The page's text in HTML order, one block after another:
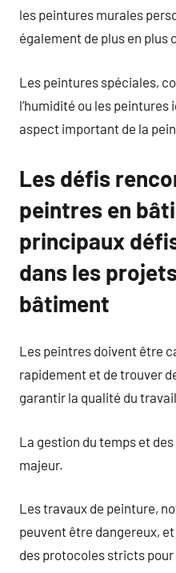
les peintures murales
également de plus en plus
Les peintures spéciales,
l’humidité ou les
aspect important de la
Les défis
peintres en
principaux
dans les
bâtiment
Les peintres doivent être
rapidement et de trouver
garantir la qualité du
La gestion du temps et
majeur.
Les travaux de peinture,
peuvent être dangereux,
des protocoles stricts